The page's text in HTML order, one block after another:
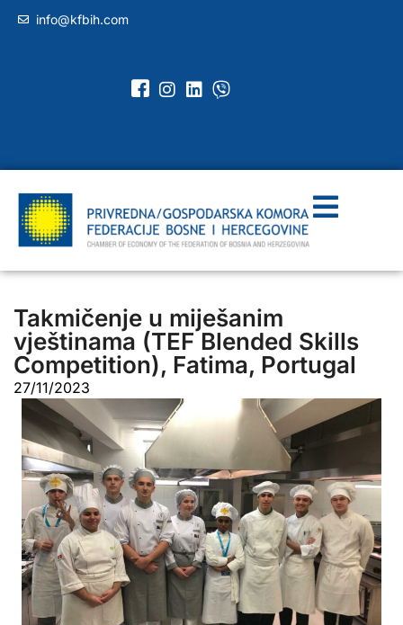
info@kfbih.com
Takmičenje u miješanim
vještinama (TEF Blended Skills
Competition), Fatima, Portugal
27/11/2023